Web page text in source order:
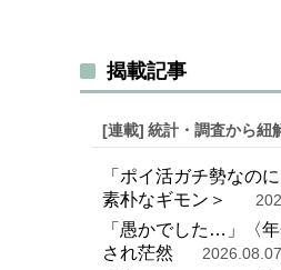
揭載記事
[連載] 統計・調査から紐
「ポイ活ガチ勢なの
素朴なギモン＞
「愚かでした…」〈
され茫然
2026.08.07